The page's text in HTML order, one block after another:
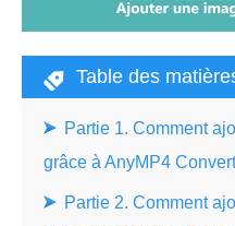
Table des
Partie 1. Comment
grâce à AnyMP4
Partie 2. Comment